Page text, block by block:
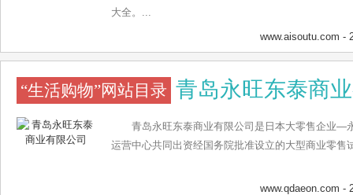
大全。...
www.aisoutu.com -
“生活购物”网站目录 青岛永旺东泰商
青岛永旺东泰商业有限公司是日本大零售企业—
运营中心共同出资经国务院批准设立的大型商业零售
www.qdaeon.com -